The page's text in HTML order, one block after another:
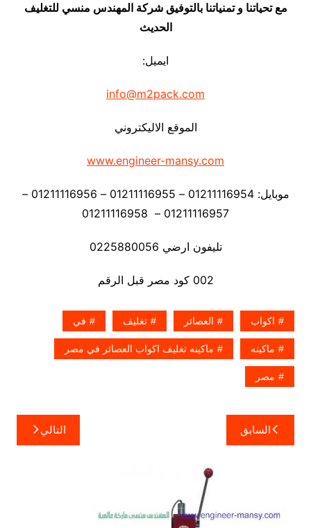
مع تحياتنا و تمنياتنا بالتوفيق شركة المهندس منسي للتغليف
الحديث
ايميل:
info@m2pack.com
الموقع الاليكتروني
www.engineer-mansy.com
موبايل: 01211116954 – 01211116955 – 01211116956 –
01211116957 – 01211116958
تليفون ارضي 0225880056
002 كود مصر قبل الرقم
اكواب العصائر تغليف في
ماكينه ماكينه تغليف اكواب العصائر في مصر
مصر
تصفّح
المقالات
السابق التالي